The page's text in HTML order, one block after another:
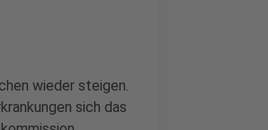
wieder steigen.
sich das